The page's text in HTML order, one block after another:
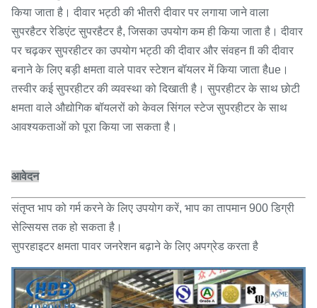
किया जाता है। दीवार भट्ठी की भीतरी दीवार पर लगाया जाने वाला
सुपरहैटर रेडिएंट सुपरहैटर है, जिसका उपयोग कम ही किया जाता है। दीवार
पर चढ़कर सुपरहीटर का उपयोग भट्ठी की दीवार और संवहन fl की दीवार
बनाने के लिए बड़ी क्षमता वाले पावर स्टेशन बॉयलर में किया जाता हैue।
तस्वीर कई सुपरहीटर की व्यवस्था को दिखाती है। सुपरहीटर के साथ छोटी
क्षमता वाले औद्योगिक बॉयलरों को केवल सिंगल स्टेज सुपरहीटर के साथ
आवश्यकताओं को पूरा किया जा सकता है।
आवेदन
संतृप्त भाप को गर्म करने के लिए उपयोग करें, भाप का तापमान 900 डिग्री
सेल्सियस तक हो सकता है।
सुपरहाइटर क्षमता पावर जनरेशन बढ़ाने के लिए अपग्रेड करता है